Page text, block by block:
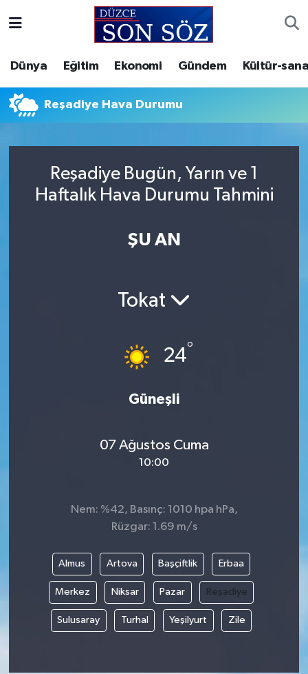
Dünya Eğitim Ekonomi Gündem Kültür-
Reşadiye Hava Durumu
Reşadiye Bugün, Yarın ve 1
Haftalık Hava Durumu Tahmini
ŞU AN
Tokat
24°
Güneşli
07 Ağustos Cuma
10:00
Nem: %42, Basınç: 1010 hpa hPa,
Rüzgar: 1.69 m/s
Almus Artova Başçiftlik Erbaa
Merkez Niksar Pazar Reşadiye
Sulusaray Turhal Yeşilyurt Zile
Gizlilik Sözleşmesi
İletişim
Video Galeri
Akçakoca Hava Durumu
Akçakoca Trafik Yoğunluk Haritası
Tüm Manşetler